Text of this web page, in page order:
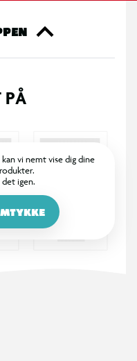
PÅ
vi nemt vise dig dine
igen.